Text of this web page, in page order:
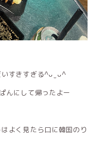
いすきすぎる^ᴗ ̫ ᴗ^
んにして帰ったよー
よく見たら口に韓国のり